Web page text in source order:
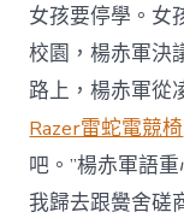
女孩要停學。女
校園，楊赤軍決
路上，楊赤軍從
Razer雷蛇電競椅
吧。”楊赤軍語
我歸去跟黌舍磋